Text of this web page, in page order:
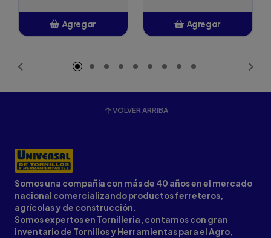
Agregar Agregar
VOLVER ARRIBA
Somos una compañía con más de 40 años en el mercado
nacional comercializando productos ferreteros,
agrícolas y de construcción.
Somos expertos en Tornilleria, contamos con gran
inventario de Tornillos y Herramientas para el Agro,